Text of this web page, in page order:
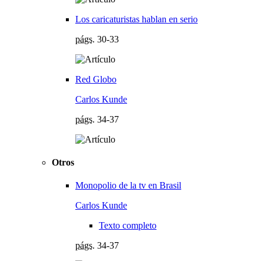
Los caricaturistas hablan en serio
págs. 30-33
Red Globo
Carlos Kunde
págs. 34-37
Otros
Monopolio de la tv en Brasil
Carlos Kunde
Texto completo
págs. 34-37